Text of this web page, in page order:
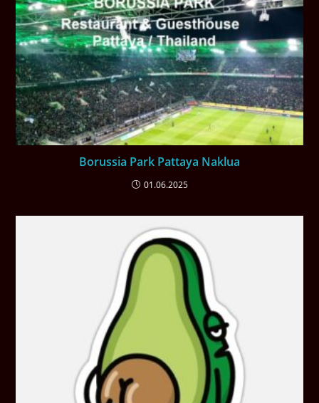
Borussia Park Pattaya Naklua
01.06.2025